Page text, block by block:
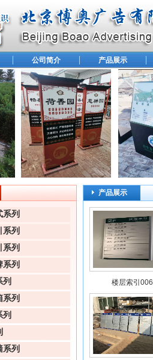
公司简介 产品展示
系列
系列
系列
系列
列
系列
列
列
产品展示
楼层索引006